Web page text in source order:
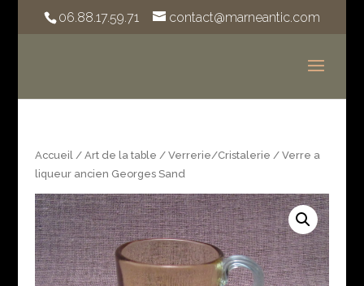
06.88.17.59.71 contact@marneantic.com
Accueil/ Art de la table / Verrerie/Cristalerie / Verre a
liqueur ancien Georges Sand